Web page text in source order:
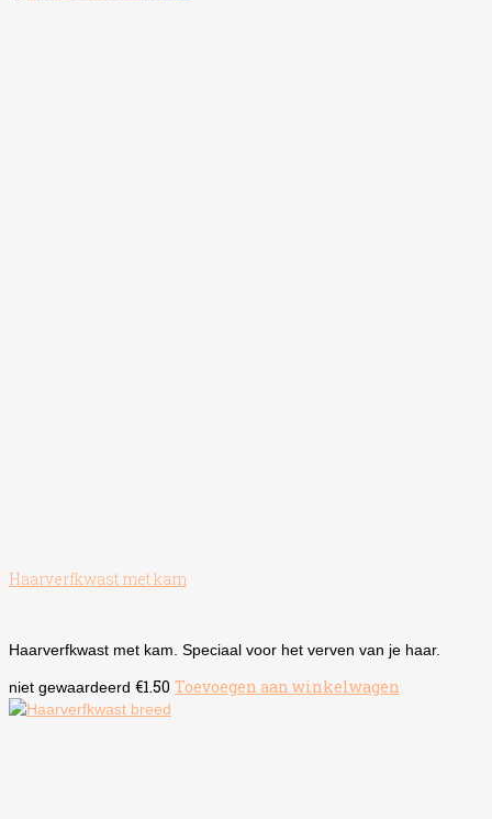
Haarverfkwast met kam
Haarverfkwast met kam. Speciaal voor het verven van je haar.
niet gewaardeerd €1.50 Toevoegen aan winkelwagen